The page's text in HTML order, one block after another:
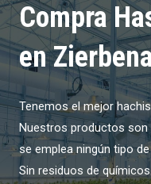
Compra
en
Tenemos el mejor
Nuestros productos son
se emplea ningún tipo
Sin residuos de químicos.